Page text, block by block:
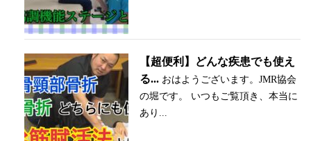
【超便利】どんな疾患でも使え
る... おはようございます。JMR協会
の堀です。 いつもご覧頂き、本当に
あり...